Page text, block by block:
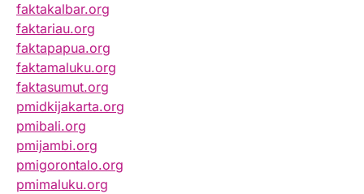
faktakalbar.org
faktariau.org
faktapapua.org
faktamaluku.org
faktasumut.org
pmidkijakarta.org
pmibali.org
pmijambi.org
pmigorontalo.org
pmimaluku.org